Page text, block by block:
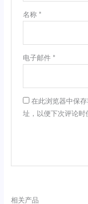
名称 *
电子邮件 *
在此浏览器中保
址，以便下次评论时
相关产品